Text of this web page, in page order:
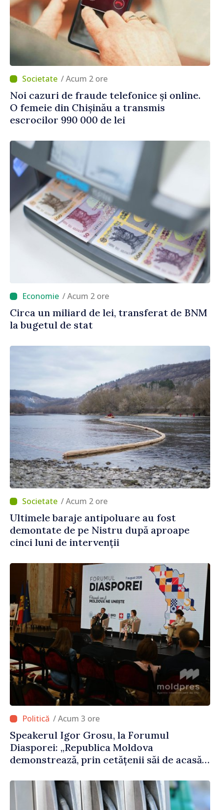
/ Acum 2 ore
Noi cazuri de fraude telefonice și online.
O femeie din Chișinău a transmis
escrocilor 990 000 de lei
/ Acum 2 ore
Circa un miliard de lei, transferat de BNM
la bugetul de stat
/ Acum 2 ore
Ultimele baraje antipoluare au fost
demontate de pe Nistru după aproape
cinci luni de intervenții
/ Acum 3 ore
Speakerul Igor Grosu, la Forumul
Diasporei: „Republica Moldova
demonstrează, prin cetățenii săi de acasă
parte a marii familii europene”